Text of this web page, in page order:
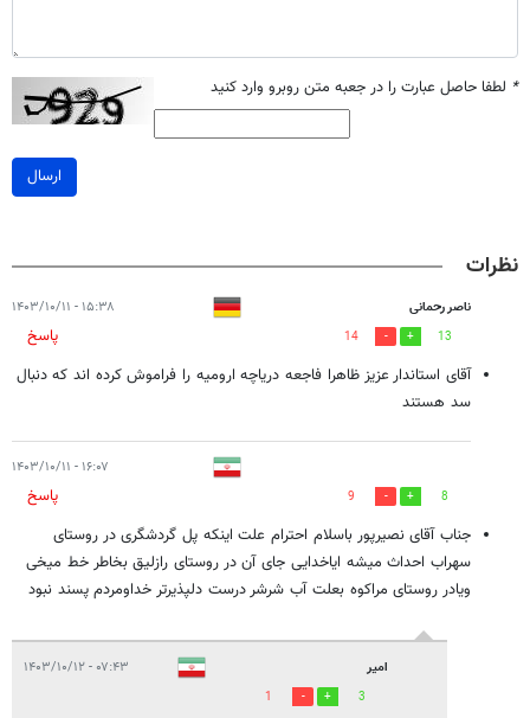
* لطفا حاصل عبارت را در جعبه متن روبرو وارد کنید
ارسال
نظرات
ناصر رحمانی ۱۵:۳۸ - ۱۴۰۳/۱۰/۱۱
13
14
پاسخ
آقای استاندار عزیز ظاهرا فاجعه دریاچه ارومیه را فراموش کرده اند که دنبال
سد هستند
۱۶:۰۷ - ۱۴۰۳/۱۰/۱۱
8
9
پاسخ
جناب آقای نصیرپور باسلام احترام علت اینکه پل گردشگری در روستای
سهراب احداث میشه ایاخدایی جای آن در روستای رازلیق بخاطر خط میخی
ویادر روستای مراکوه بعلت آب شرشر درست دلپذیرتر خداومردم پسند نبود
امیر ۰۷:۴۳ - ۱۴۰۳/۱۰/۱۲
3
1